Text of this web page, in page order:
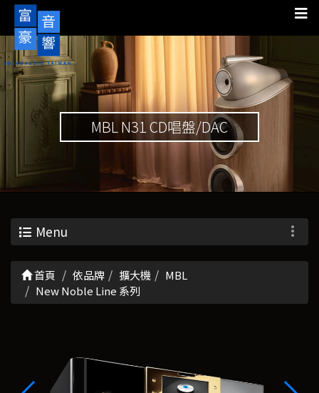
MBL N31 CD唱盤/DAC
Menu
首頁 依品牌 擴大機
MBL
New Noble Line 系列